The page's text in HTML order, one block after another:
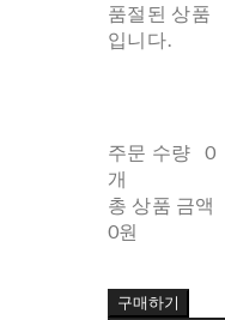
품절된 상품
입니다.
주문 수량
0
개
총 상품 금액
0원
구매하기